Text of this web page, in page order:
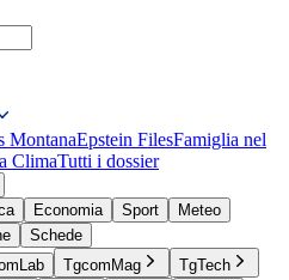
MontanaEpstein FilesFamiglia nel
ClimaTutti i dossier
Economia Sport
Meteo
Schede
TgcomMag
TgTech